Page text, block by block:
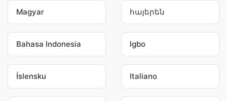
Magyar հայերեն
Bahasa Indonesia Igbo
Íslensku Italiano